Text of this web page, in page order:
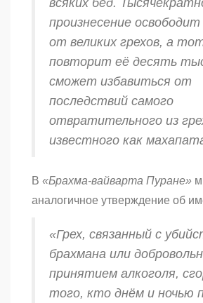
произнесение освободит
от великих грехов, а
повторит её десять
сможет избавиться от
последствий самого
отвратительного из
известного как
В «Брахма-вайварта Пуране»
аналогичное утверждение об
«Грех, связанный с
брахмана или
принятием алкоголя,
того, кто днём и ночью